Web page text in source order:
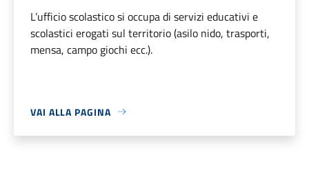
L’ufficio scolastico si occupa di servizi educativi e
scolastici erogati sul territorio (asilo nido, trasporti,
mensa, campo giochi ecc.).
VAI ALLA PAGINA